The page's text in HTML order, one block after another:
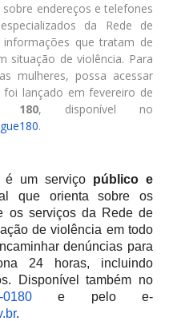
endereços e telefones
da Rede de
que tratam de
situação de violência. Para
mulheres, possa acessar
lançado em fevereiro de
180, disponível no
.
um serviço público e
que orienta sobre os
os serviços da Rede de
de violência em todo
denúncias para
24 horas, incluindo
Disponível também no
e pelo e-
.